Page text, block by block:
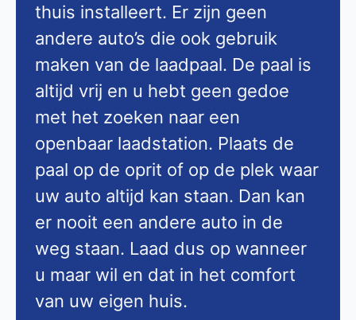
thuis installeert. Er zijn geen
andere auto’s die ook gebruik
maken van de laadpaal. De paal is
altijd vrij en u hebt geen gedoe
met het zoeken naar een
openbaar laadstation. Plaats de
paal op de oprit of op de plek waar
uw auto altijd kan staan. Dan kan
er nooit een andere auto in de
weg staan. Laad dus op wanneer
u maar wil en dat in het comfort
van uw eigen huis.